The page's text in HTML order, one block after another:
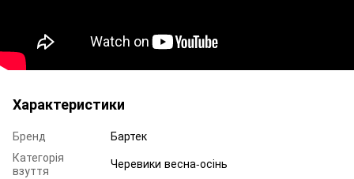
Характеристики
Бренд
Бартек
Категорія
взуття
Черевики весна-осінь